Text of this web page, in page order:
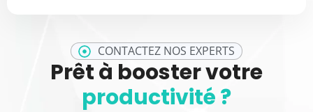
CONTACTEZ NOS EXPERTS
Prêt à booster votre
productivité ?